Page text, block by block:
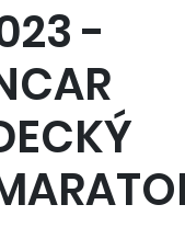
-